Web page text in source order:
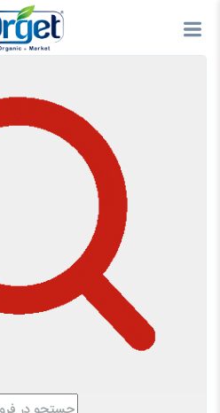
برای افزودن کالا به لیست مقایسه کلیک
کنید